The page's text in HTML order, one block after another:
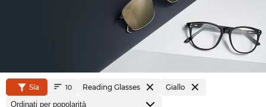
Sía 10 Reading Glasses Giallo